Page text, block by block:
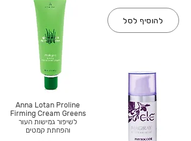
Anna Lotan Proline
Firming Cream Greens
לשיפור גמישות העור
והפחתת קמטים
להוסיף לסל